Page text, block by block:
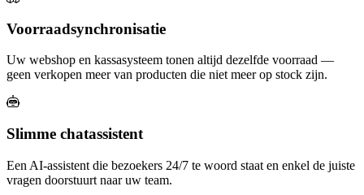
Voorraadsynchronisatie
Uw webshop en kassasysteem tonen altijd dezelfde voorraad —
geen verkopen meer van producten die niet meer op stock zijn.
Slimme chatassistent
Een AI-assistent die bezoekers 24/7 te woord staat en enkel de juiste
vragen doorstuurt naar uw team.